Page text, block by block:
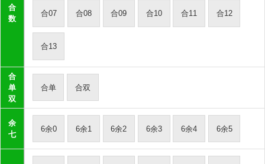
合
数
合07 合08 合09 合10 合11 合12
合13
合
单
双
合单 合双
余
七
6余0 6余1 6余2 6余3 6余4 6余5